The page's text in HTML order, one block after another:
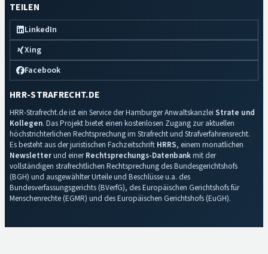
TEILEN
LinkedIn
Xing
Facebook
HRR-STRAFRECHT.DE
HRR-Strafrecht.de ist ein Service der Hamburger Anwaltskanzlei Strate und
Kollegen. Das Projekt bietet einen kostenlosen Zugang zur aktuellen
höchstrichterlichen Rechtsprechung im Strafrecht und Strafverfahrensrecht.
Es besteht aus der juristischen Fachzeitschrift HRRS, einem monatlichen
Newsletterund einerRechtsprechungs-Datenbankmit der
vollständigen strafrechtlichen Rechtsprechung des Bundesgerichtshofs
(BGH) und ausgewählter Urteile und Beschlüsse u.a. des
Bundesverfassungsgerichts (BVerfG), des Europäischen Gerichtshofs für
Menschenrechte (EGMR) und des Europäischen Gerichtshofs (EuGH).